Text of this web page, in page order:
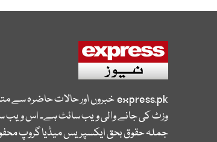
express.pkخبروں اور حالات حاضرہ سے
وزٹ کی جانے والی ویب سائٹ ہے۔ اس ویب
جملہ حقوق بحق ایکسپریس میڈیا گروپ